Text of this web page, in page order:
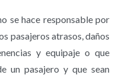
se hace responsable por
pasajeros atrasos, daños
y equipaje o que
un pasajero y que sean